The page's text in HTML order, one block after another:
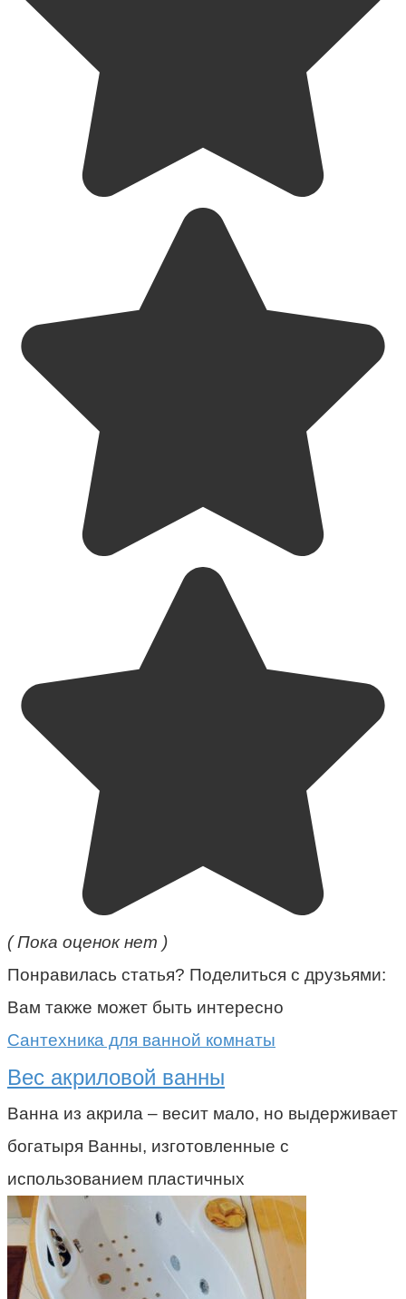
( Пока оценок нет )
Понравилась статья? Поделиться с друзьями:
Вам также может быть интересно
Сантехника для ванной комнаты
Вес акриловой ванны
Ванна из акрила – весит мало, но выдерживает
богатыря Ванны, изготовленные с
использованием пластичных